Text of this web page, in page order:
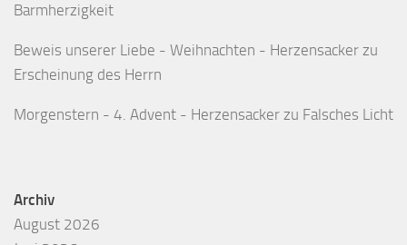
Barmherzigkeit
Beweis unserer Liebe - Weihnachten - Herzensacker zu
Erscheinung des Herrn
Morgenstern - 4. Advent - Herzensacker zu Falsches Licht
Archiv
August 2026